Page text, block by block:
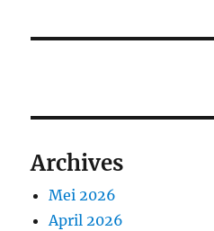
Archives
Mei 2026
April 2026